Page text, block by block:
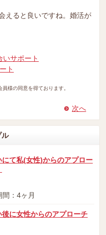
えると良いですね。婚活が
いサポート
ト
様の同意を得ております。
次へ
ル
て私(女性)からのアプロー
：4ヶ月
に女性からのアプローチ